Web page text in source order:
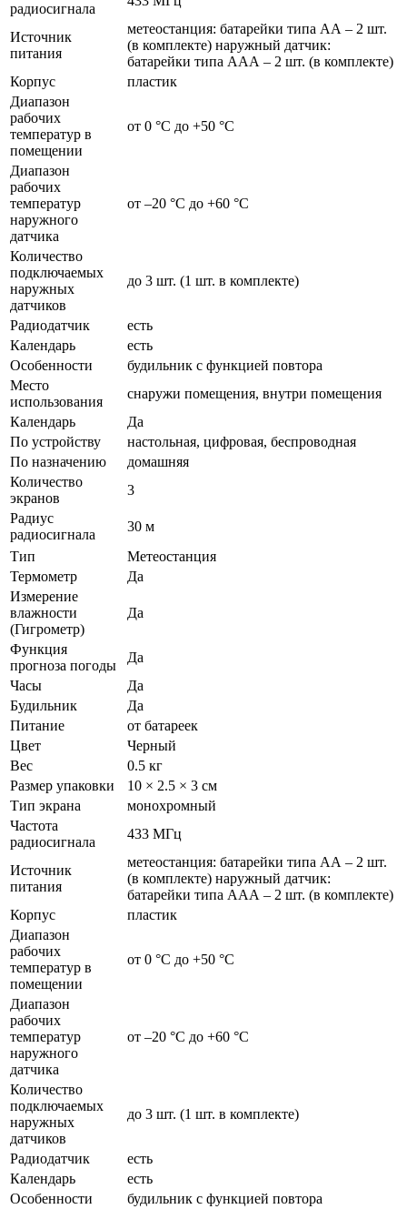
радиосигнала
Источник
питания
метеостанция: батарейки типа АА – 2 шт.
(в комплекте) наружный датчик:
батарейки типа ААА – 2 шт. (в комплекте)
Корпус
пластик
Диапазон
рабочих
температур в
помещении
от 0 °C до +50 °C
Диапазон
рабочих
температур
наружного
датчика
от –20 °C до +60 °C
Количество
подключаемых
наружных
датчиков
до 3 шт. (1 шт. в комплекте)
Радиодатчик
есть
Календарь
есть
Особенности
будильник с функцией повтора
Место
использования
снаружи помещения, внутри помещения
Календарь
Да
По устройству
настольная, цифровая, беспроводная
По назначению
домашняя
Количество
экранов
3
Радиус
радиосигнала
30 м
Тип
Метеостанция
Термометр
Да
Измерение
влажности
(Гигрометр)
Да
Функция
прогноза погоды
Да
Часы
Да
Будильник
Да
Питание
от батареек
Цвет
Черный
Вес
0.5 кг
Размер упаковки
10 × 2.5 × 3 см
Тип экрана
монохромный
Частота
радиосигнала
433 МГц
Источник
питания
метеостанция: батарейки типа АА – 2 шт.
(в комплекте) наружный датчик:
батарейки типа ААА – 2 шт. (в комплекте)
Корпус
пластик
Диапазон
рабочих
температур в
помещении
от 0 °C до +50 °C
Диапазон
рабочих
температур
наружного
датчика
от –20 °C до +60 °C
Количество
подключаемых
наружных
датчиков
до 3 шт. (1 шт. в комплекте)
Радиодатчик
есть
Календарь
есть
Особенности
будильник с функцией повтора